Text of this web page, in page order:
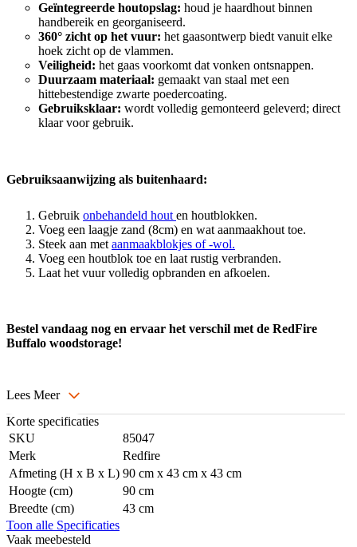
Geïntegreerde houtopslag: houd je haardhout binnen
handbereik en georganiseerd.
360° zicht op het vuur: het gaasontwerp biedt vanuit elke
hoek zicht op de vlammen.
Veiligheid: het gaas voorkomt dat vonken ontsnappen.
Duurzaam materiaal: gemaakt van staal met een
hittebestendige zwarte poedercoating.
Gebruiksklaar: wordt volledig gemonteerd geleverd; direct
klaar voor gebruik.
Gebruiksaanwijzing als buitenhaard:
Gebruik onbehandeld hout en houtblokken.
Voeg een laagje zand (8cm) en wat aanmaakhout toe.
Steek aan met aanmaakblokjes of -wol.
Voeg een houtblok toe en laat rustig verbranden.
Laat het vuur volledig opbranden en afkoelen.
Bestel vandaag nog en ervaar het verschil met de RedFire
Buffalo woodstorage!
Lees Meer
Korte specificaties
SKU
85047
Merk
Redfire
Afmeting (H x B x L) 90 cm x 43 cm x 43 cm
Hoogte (cm)
90 cm
Breedte (cm)
43 cm
Toon alle Specificaties
Vaak meebesteld